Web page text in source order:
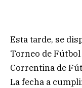
Esta tarde, se
Torneo de
Correntina de
La fecha a